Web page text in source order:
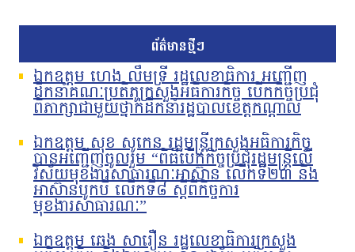
ព័ត៌មានថ្មីៗ
ឯកឧត្តម ហេង លឹមទ្រី រដ្ឋលេខាធិការ អញ្ជើញ
ដឹកនាំគណៈប្រតិភូក្រសួងអធិការកិច្ច បើកកិច្ចប្រជុំ
ពិភាក្សាជាមួយថ្នាក់ដឹកនាំរដ្ឋបាលខេត្តកណ្តាល
ឯកឧត្តម សុខ សូកេន រដ្ឋមន្រ្តីក្រសួងអធិការកិច្ច
បានអញ្ជើញចូលរួម “ពិធីបើកកិច្ចប្រជុំរដ្ឋមន្ត្រីលើ
វិស័យមុខងារសាធារណៈអាស៊ាន លើកទី២៣ និង
អាស៊ានបូកបី លើកទី៨ ស្តីពីកិច្ចការ
មុខងារសាធារណៈ”
ឯកឧត្តម ឆេង សារឿន រដ្ឋលេខាធិការក្រសួង